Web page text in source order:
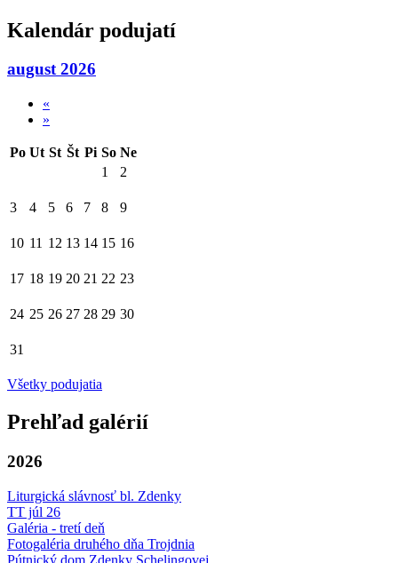
Kalendár podujatí
august 2026
«
»
Po Ut St Št Pi So Ne
1
2
3 4 5 6 7 8 9
10 11 12 13 14 15 16
17 18 19 20 21 22 23
24 25 26 27 28 29 30
31
Všetky podujatia
Prehľad galérií
2026
Liturgická slávnosť bl. Zdenky
TT júl 26
Galéria - tretí deň
Fotogaléria druhého dňa Trojdnia
Pútnický dom Zdenky Schelingovej